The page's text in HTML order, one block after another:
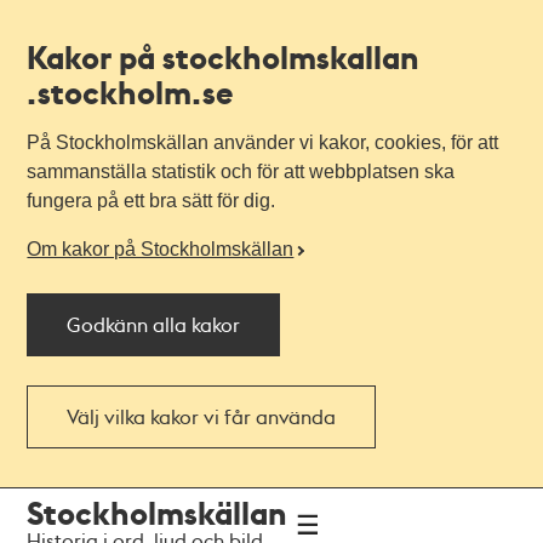
Kakor på stockholmskallan
.stockholm.se
På Stockholmskällan använder vi kakor, cookies, för att
sammanställa statistik och för att webbplatsen ska
fungera på ett bra sätt för dig.
Om kakor på Stockholmskällan
Godkänn alla kakor
Välj vilka kakor vi får använda
navigationen
huvudinnehållet
Stockholmskällan